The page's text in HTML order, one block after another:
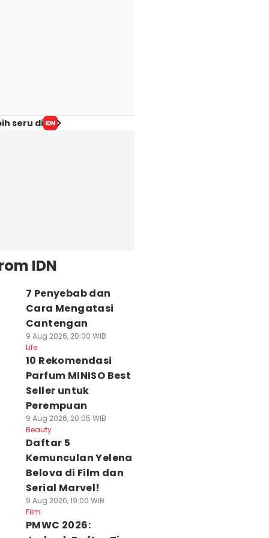
seru di
IDN
7 Penyebab dan
Cara Mengatasi
Cantengan
9 Aug 2026, 20:00 WIB
Life
10 Rekomendasi
Parfum MINISO Best
Seller untuk
Perempuan
9 Aug 2026, 20:05 WIB
Beauty
Daftar 5
Kemunculan Yelena
Belova di Film dan
Serial Marvel!
9 Aug 2026, 19:00 WIB
Film
PMWC 2026: